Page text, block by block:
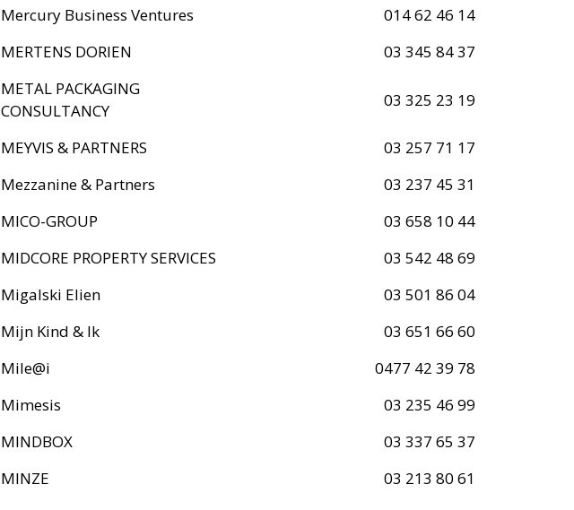
Mercury Business Ventures
014 62 46 14
MERTENS DORIEN
03 345 84 37
METAL PACKAGING
CONSULTANCY
03 325 23 19
MEYVIS & PARTNERS
03 257 71 17
Mezzanine & Partners
03 237 45 31
MICO-GROUP
03 658 10 44
MIDCORE PROPERTY SERVICES
03 542 48 69
Migalski Elien
03 501 86 04
Mijn Kind & Ik
03 651 66 60
Mile@i
0477 42 39 78
Mimesis
03 235 46 99
MINDBOX
03 337 65 37
MINZE
03 213 80 61